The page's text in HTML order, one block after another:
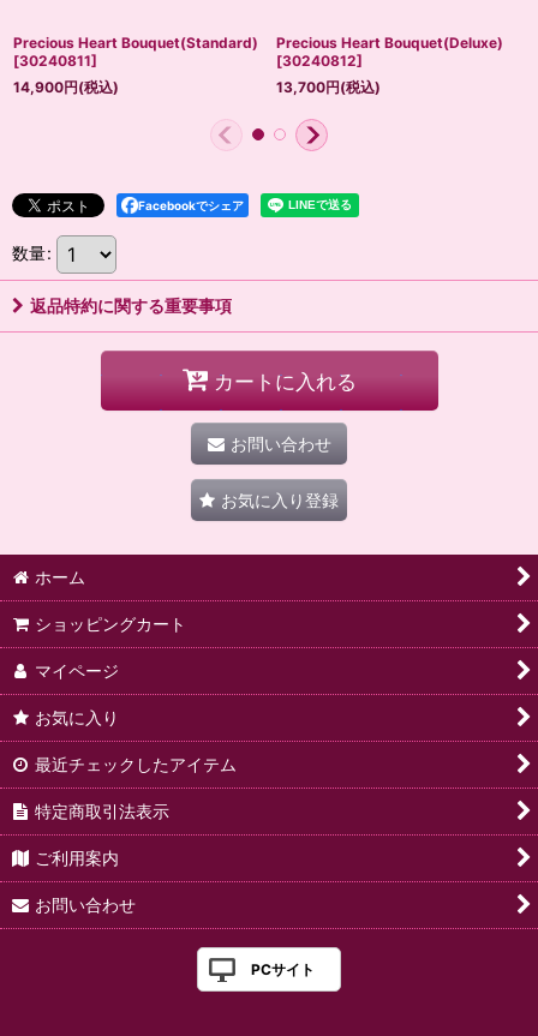
Precious Heart Bouquet(Standard)
[30240811]
14,900円(税込)
Precious Heart Bouquet(Deluxe)
[30240812]
13,700円(税込)
Facebookでシェア
数量:
返品特約に関する重要事項
カートに入れる
お問い合わせ
お気に入り登録
ホーム
ショッピングカート
マイページ
お気に入り
最近チェックしたアイテム
特定商取引法表示
ご利用案内
お問い合わせ
PCサイト